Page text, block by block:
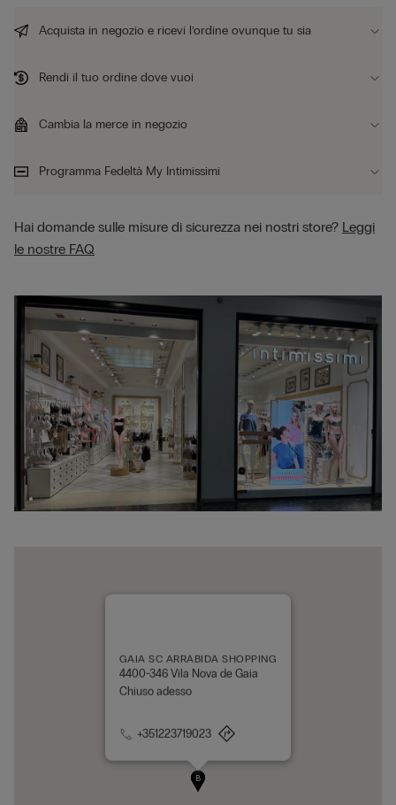
A
B
GAIA SC ARRABIDA SHOPPING
4400-346 Vila Nova de Gaia
Chiuso adesso
+351223719023
Acquista in negozio e ricevi l’ordine ovunque tu sia
Rendi il tuo ordine dove vuoi
Cambia la merce in negozio
Programma Fedeltà My Intimissimi
Hai domande sulle misure di sicurezza nei nostri store? Leggi
le nostre FAQ